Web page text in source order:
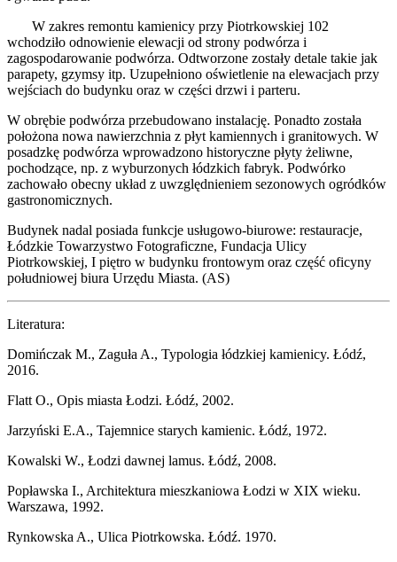
W zakres remontu kamienicy przy Piotrkowskiej 102
wchodziło odnowienie elewacji od strony podwórza i
zagospodarowanie podwórza. Odtworzone zostały detale takie jak
parapety, gzymsy itp. Uzupełniono oświetlenie na elewacjach przy
wejściach do budynku oraz w części drzwi i parteru.
W obrębie podwórza przebudowano instalację. Ponadto została
położona nowa nawierzchnia z płyt kamiennych i granitowych. W
posadzkę podwórza wprowadzono historyczne płyty żeliwne,
pochodzące, np. z wyburzonych łódzkich fabryk. Podwórko
zachowało obecny układ z uwzględnieniem sezonowych ogródków
gastronomicznych.
Budynek nadal posiada funkcje usługowo-biurowe: restauracje,
Łódzkie Towarzystwo Fotograficzne, Fundacja Ulicy
Piotrkowskiej, I piętro w budynku frontowym oraz część oficyny
południowej biura Urzędu Miasta. (AS)
Literatura:
Domińczak M., Zaguła A., Typologia łódzkiej kamienicy. Łódź,
2016.
Flatt O., Opis miasta Łodzi. Łódź, 2002.
Jarzyński E.A., Tajemnice starych kamienic. Łódź, 1972.
Kowalski W., Łodzi dawnej lamus. Łódź, 2008.
Popławska I., Architektura mieszkaniowa Łodzi w XIX wieku.
Warszawa, 1992.
Rynkowska A., Ulica Piotrkowska. Łódź. 1970.